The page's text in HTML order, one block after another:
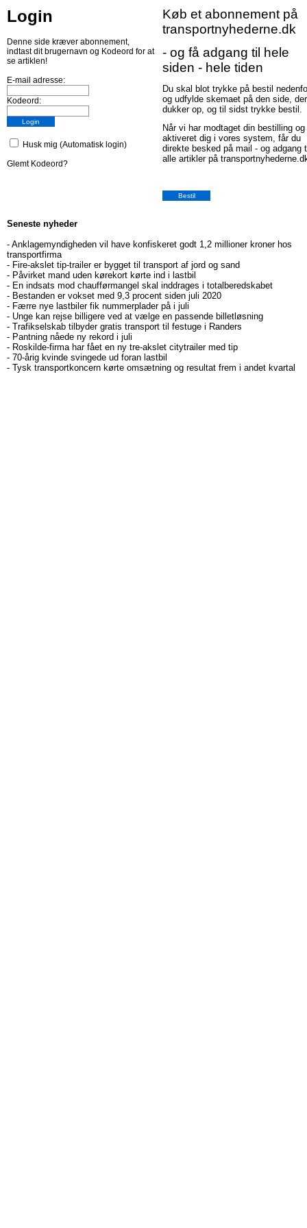
Login
Denne side kræver abonnement,
indtast dit brugernavn og Kodeord for at
se artiklen!
E-mail adresse:
Kodeord:
Husk mig (Automatisk login)
Glemt Kodeord?
Køb et abonnement på
transportnyhederne.dk
- og få adgang til hele
siden - hele tiden
Du skal blot trykke på bestil
og udfylde skemaet på den side, der
dukker op, og til sidst trykke bestil.
Når vi har modtaget din bestilling og
aktiveret dig i vores system, får du
direkte besked på mail - og adgang
alle artikler på
Seneste nyheder
- Anklagemyndigheden vil have konfiskeret godt 1,2 millioner kroner hos
transportfirma
- Fire-akslet tip-trailer er bygget til transport af jord og sand
- Påvirket mand uden kørekort kørte ind i lastbil
- En indsats mod chaufførmangel skal inddrages i totalberedskabet
- Bestanden er vokset med 9,3 procent siden juli 2020
- Færre nye lastbiler fik nummerplader på i juli
- Unge kan rejse billigere ved at vælge en passende billetløsning
- Trafikselskab tilbyder gratis transport til festuge i Randers
- Pantning nåede ny rekord i juli
- Roskilde-firma har fået en ny tre-akslet citytrailer med tip
- 70-årig kvinde svingede ud foran lastbil
- Tysk transportkoncern kørte omsætning og resultat frem i andet kvartal